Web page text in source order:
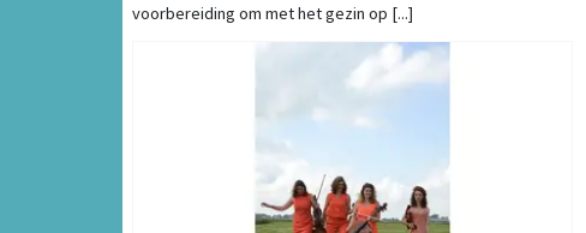
voorbereiding om met het gezin op [...]